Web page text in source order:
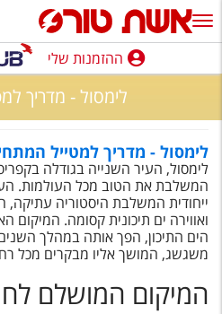
ההזמנות שלי
חופשה לפי סגנון
מלונות באילת
טיולים מאורגנים
סגנונות טיול
חבילות נופש
ההזמנות שלי
לימסול - מדריך
לימסול - מדריך למטייל
לימסול, העיר השנייה בגודלה
המשלבת את הטוב מכל העולמות.
ייחודית המשלבת היסטוריה עתיקה,
ואווירה ים תיכונית קסומה.
הים התיכון, הפך אותה במהלך השנים
משגשג, המושך אליו מבקרים מכל
המיקום המושלם